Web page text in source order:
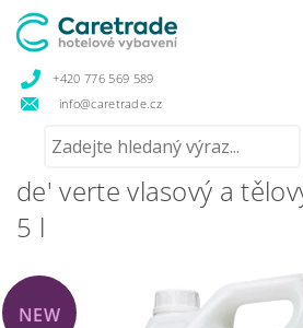
+420 776 569 589
info@caretrade.cz
de' verte vlasový a
5 l
NEW